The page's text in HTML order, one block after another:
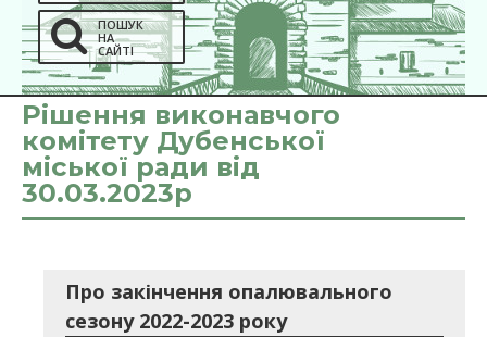
ПОШУК
НА
САЙТІ
Рішення виконавчого
комітету Дубенської
міської ради від
30.03.2023р
Про закінчення опалювального
сезону 2022-2023 року